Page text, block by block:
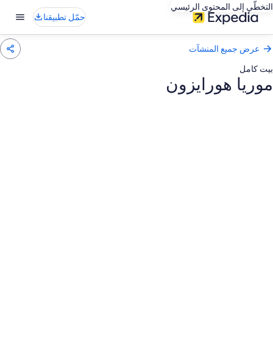
التخطّي إلى المحتوى الرئيسي
حمّل تطبيقنا
عرض جميع المنشآت
بيت كامل
موريا هورايزون